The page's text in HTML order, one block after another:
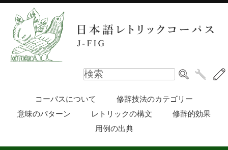
コーパスについて
修辞技法のカテゴリー
意味のパターン
レトリックの構文
修辞的効果
用例の出典